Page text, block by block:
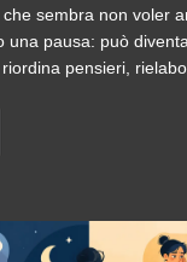
sembra non voler
una pausa: può
pensieri,